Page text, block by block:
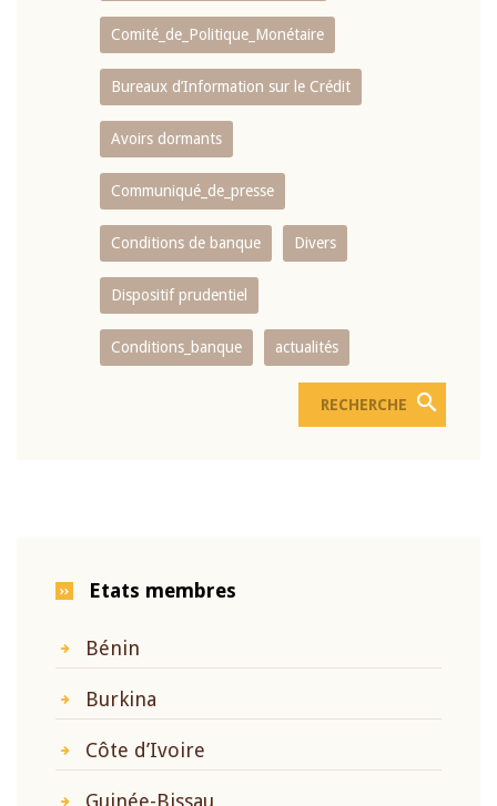
Comité_de_Politique_Monétaire
Bureaux d’Information sur le Crédit
Avoirs dormants
Communiqué_de_presse
Conditions de banque Divers
Dispositif prudentiel
Conditions_banque actualités
Etats membres
Bénin
Burkina
Côte d’Ivoire
Guinée-Bissau